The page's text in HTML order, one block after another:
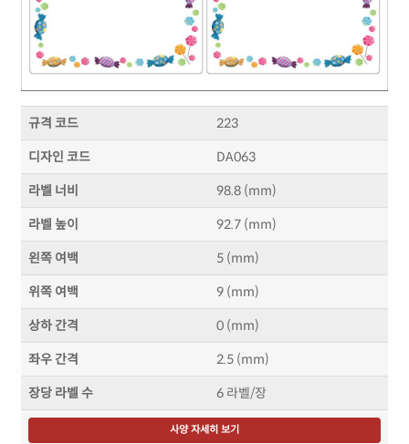
규격 코드 223
디자인 코드 DA063
라벨 너비 98.8 (mm)
라벨 높이 92.7 (mm)
왼쪽 여백 5 (mm)
위쪽 여백 9 (mm)
상하 간격 0 (mm)
좌우 간격 2.5 (mm)
장당 라벨 수 6 라벨/장
사양 자세히 보기